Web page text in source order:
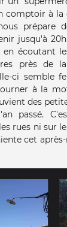
comptoir à la
prépare
jusqu'à
en écoutant
près de la
ci semble
à la
des
passé.
rues ni sur
cet